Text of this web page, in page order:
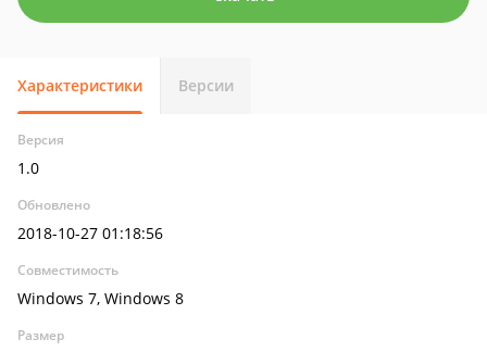
Характеристики Версии
Версия
1.0
Обновлено
2018-10-27 01:18:56
Совместимость
Windows 7, Windows 8
Размер